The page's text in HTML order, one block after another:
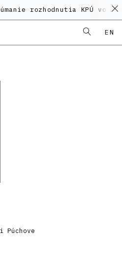
rozhodnutia KPÚ vo
EN
Púchove